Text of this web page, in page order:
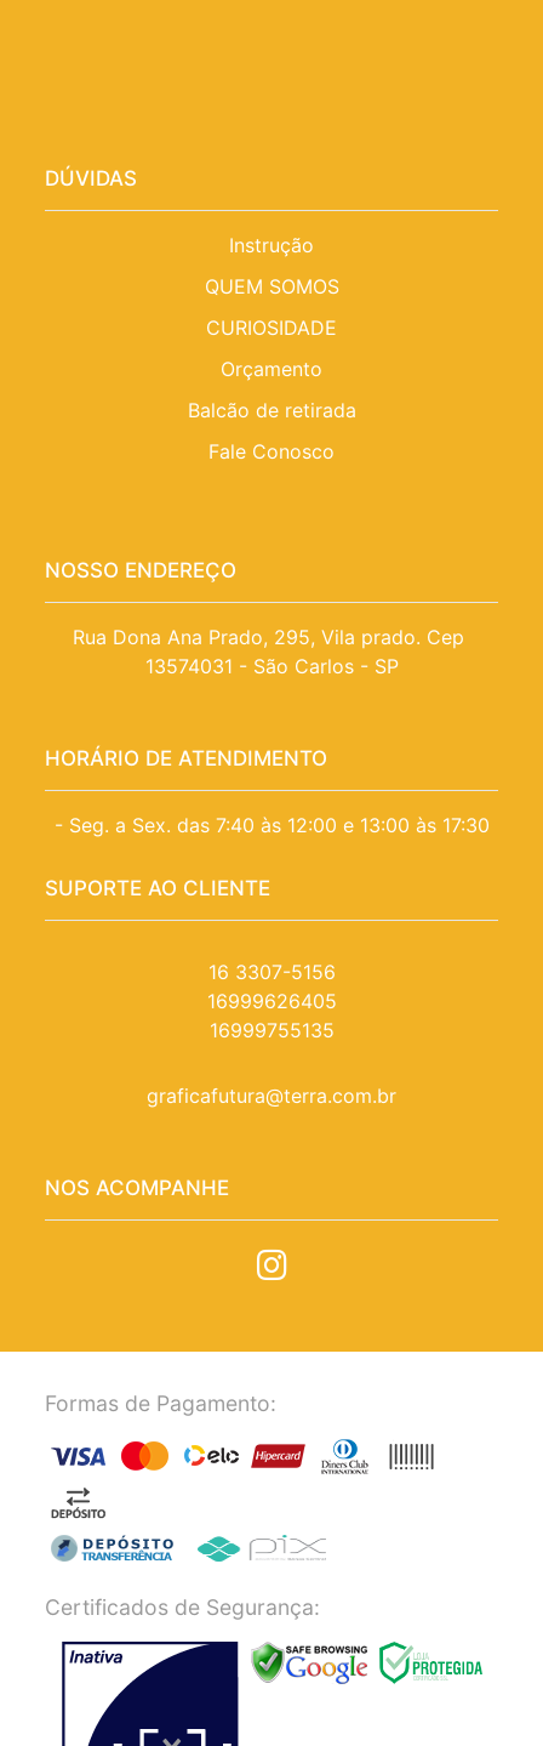
DÚVIDAS
Instrução
QUEM SOMOS
CURIOSIDADE
Orçamento
Balcão de retirada
Fale Conosco
NOSSO ENDEREÇO
Rua Dona Ana Prado, 295, Vila prado. Cep
13574031 - São Carlos - SP
HORÁRIO DE ATENDIMENTO
- Seg. a Sex. das 7:40 às 12:00 e 13:00 às 17:30
SUPORTE AO CLIENTE
16 3307-5156
16999626405
16999755135
graficafutura@terra.com.br
NOS ACOMPANHE
Formas de Pagamento:
Certificados de Segurança: